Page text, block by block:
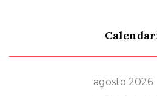
agosto 2026